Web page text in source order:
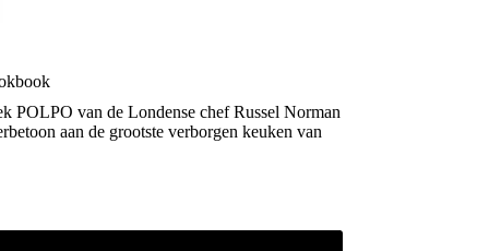
POLPO van de Londense chef Russel Norman
aan de grootste verborgen keuken van